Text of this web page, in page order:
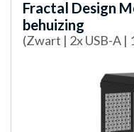
Fractal Design
behuizing
(Zwart | 2x USB-A |